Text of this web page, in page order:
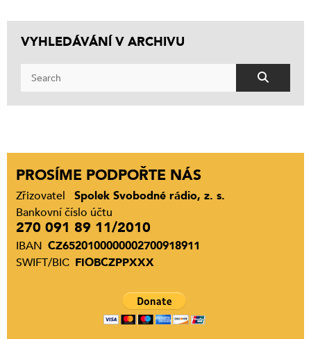
VYHLEDÁVÁNÍ V ARCHIVU
PROSÍME PODPOŘTE NÁS
Zřizovatel
Spolek Svobodné rádio, z. s.
Bankovní číslo účtu
270 091 89 11/2010
IBAN CZ6520100000002700918911
SWIFT/BIC FIOBCZPPXXX